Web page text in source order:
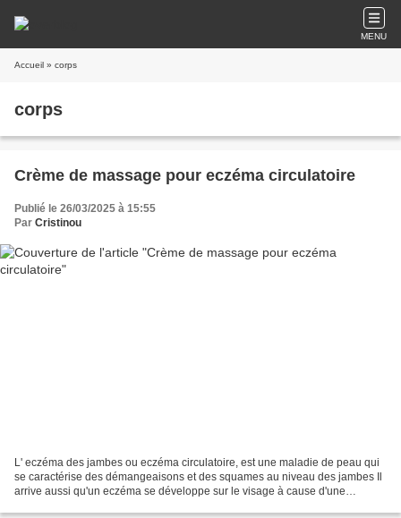
MENU
Accueil » corps
corps
Crème de massage pour eczéma circulatoire
Publié le 26/03/2025 à 15:55
Par Cristinou
L' eczéma des jambes ou eczéma circulatoire, est une maladie de peau qui
se caractérise des démangeaisons et des squames au niveau des jambes Il
arrive aussi qu'un eczéma se développe sur le visage à cause d'une